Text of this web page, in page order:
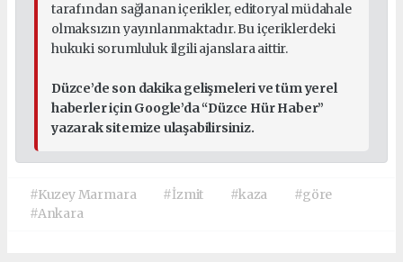
tarafından sağlanan içerikler, editoryal müdahale
olmaksızın yayınlanmaktadır. Bu içeriklerdeki
hukuki sorumluluk ilgili ajanslara aittir.
Düzce’de son dakika gelişmeleri ve tüm yerel
haberler için Google’da “Düzce Hür Haber”
yazarak sitemize ulaşabilirsiniz.
#Kuzey Marmara #İzmit #kaza
#göre
#Ankara